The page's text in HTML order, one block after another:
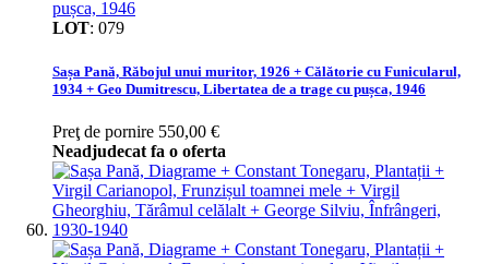
LOT: 079
Sașa Pană, Răbojul unui muritor, 1926 + Călătorie cu Funicularul,
1934 + Geo Dumitrescu, Libertatea de a trage cu pușca, 1946
Preţ de pornire 550,00 €
Neadjudecat fa o oferta